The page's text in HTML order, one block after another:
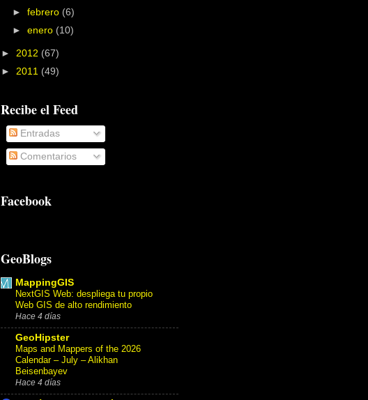
►febrero (6)
►enero (10)
► 2012 (67)
► 2011 (49)
Recibe el Feed
Entradas
Comentarios
Facebook
GeoBlogs
MappingGIS
NextGIS Web: despliega tu propio
Web GIS de alto rendimiento
Hace 4 días
GeoHipster
Maps and Mappers of the 2026
Calendar – July – Alikhan
Beisenbayev
Hace 4 días